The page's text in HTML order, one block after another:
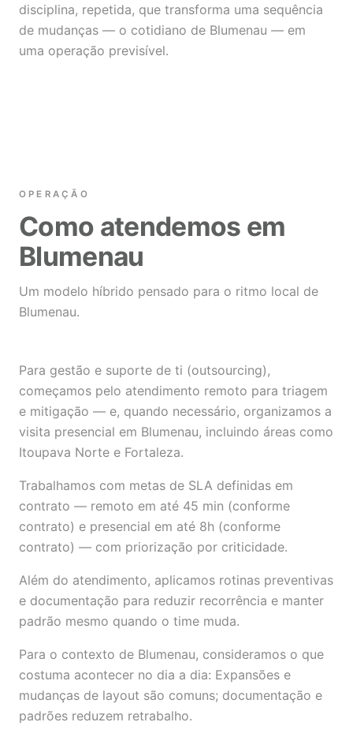
disciplina, repetida, que transforma uma sequência
de mudanças — o cotidiano de Blumenau — em
uma operação previsível.
OPERAÇÃO
Como atendemos em
Blumenau
Um modelo híbrido pensado para o ritmo local de
Blumenau.
Para gestão e suporte de ti (outsourcing),
começamos pelo atendimento remoto para triagem
e mitigação — e, quando necessário, organizamos a
visita presencial em Blumenau, incluindo áreas como
Itoupava Norte e Fortaleza.
Trabalhamos com metas de SLA definidas em
contrato — remoto em até 45 min (conforme
contrato) e presencial em até 8h (conforme
contrato) — com priorização por criticidade.
Além do atendimento, aplicamos rotinas preventivas
e documentação para reduzir recorrência e manter
padrão mesmo quando o time muda.
Para o contexto de Blumenau, consideramos o que
costuma acontecer no dia a dia: Expansões e
mudanças de layout são comuns; documentação e
padrões reduzem retrabalho.